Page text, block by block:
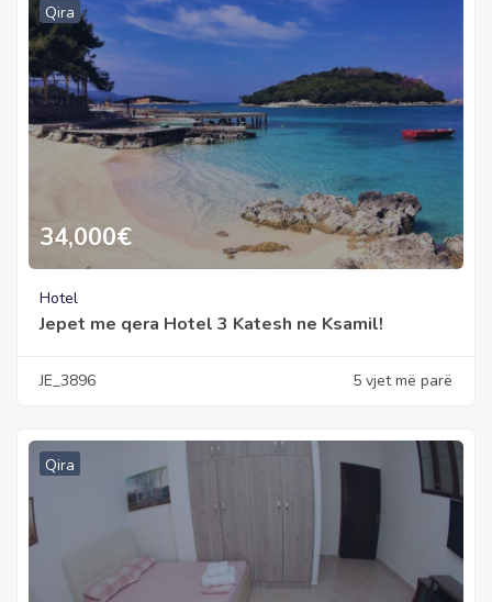
Qira
34,000€
Hotel
Jepet me qera Hotel 3 Katesh ne Ksamil!
JE_3896 5 vjet më parë
Qira